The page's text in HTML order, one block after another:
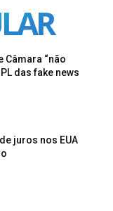
Câmara “não
das fake news
juros nos EUA